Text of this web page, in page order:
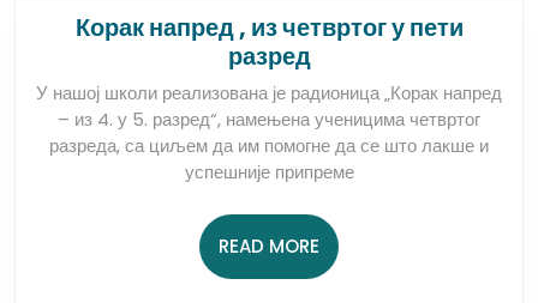
Корак напред , из четвртог у пети
разредКорак
напред
,
из
четвртог
пети
разред
У нашој школи реализована је радионица „Корак напред
– из 4. у 5. разред“, намењена ученицима четвртог
разреда, са циљем да им помогне да се што лакше и
успешније припреме
READ MORE READ
MORE